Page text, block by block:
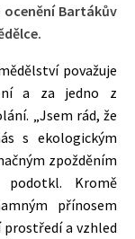
Bartákův
považuje
a za jedno z
„Jsem rád, že
s ekologickým
zpožděním
podotkl. Kromě
přínosem
a vzhled